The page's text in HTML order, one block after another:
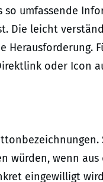
umfassende
Die leicht
oder Icon
würden, wenn
eingewilligt